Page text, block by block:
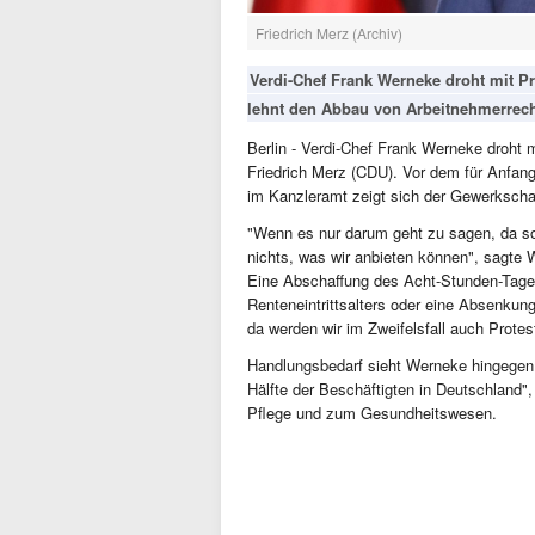
Friedrich Merz (Archiv)
Verdi-Chef Frank Werneke droht mit
lehnt den Abbau von
Berlin - Verdi-Chef Frank Werneke
Friedrich Merz (CDU). Vor dem für
im Kanzleramt zeigt sich der
"Wenn es nur darum geht zu sagen, da
nichts, was wir anbieten können", sagte
Eine Abschaffung des Acht-Stunden-
Renteneintrittsalters oder eine
da werden wir im Zweifelsfall auch
Handlungsbedarf sieht Werneke
Hälfte der Beschäftigten in
Pflege und zum Gesundheitswesen.